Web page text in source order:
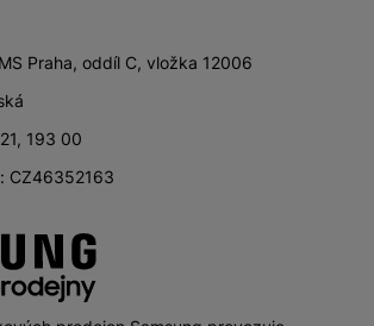
Praha, oddíl C, vložka 12006
193 00
CZ46352163